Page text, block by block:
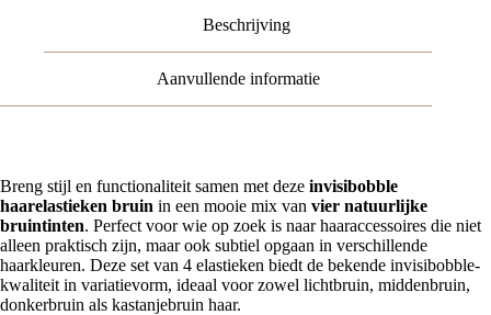
Beschrijving
Aanvullende informatie
Breng stijl en functionaliteit samen met deze invisibobble
haarelastieken bruin in een mooie mix van vier natuurlijke
bruintinten. Perfect voor wie op zoek is naar haaraccessoires die niet
alleen praktisch zijn, maar ook subtiel opgaan in verschillende
haarkleuren. Deze set van 4 elastieken biedt de bekende invisibobble-
kwaliteit in variatievorm, ideaal voor zowel lichtbruin, middenbruin,
donkerbruin als kastanjebruin haar.